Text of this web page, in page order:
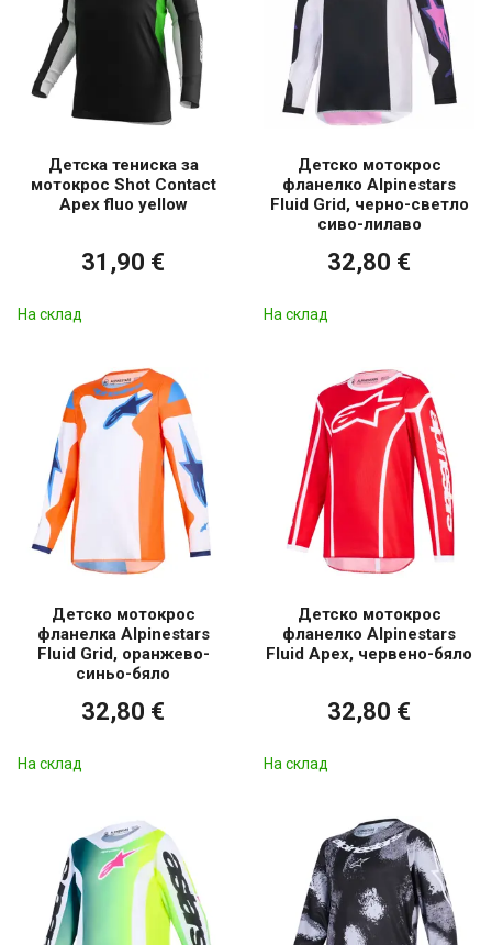
Детска тениска за
мотокрос Shot Contact
Apex fluo yellow
31,90 €
На склад
Детско мотокрос
фланелко Alpinestars
Fluid Grid, черно-светло
сиво-лилаво
32,80 €
На склад
Детско мотокрос
фланелка Alpinestars
Fluid Grid, оранжево-
синьо-бяло
32,80 €
На склад
Детско мотокрос
фланелко Alpinestars
Fluid Apex, червено-бяло
32,80 €
На склад